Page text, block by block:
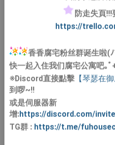
防走失頁
https://
香香腐宅粉丝群诞生啦(ﾉ
快一起入住我们腐宅公寓吧｡ﾟ
※Discord直接點擊【琴瑟在御
到啰~!!
或是伺服器新
增:https://discord.com/
TG群: https://t.me/